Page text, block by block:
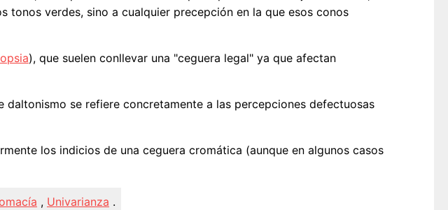
verdes, sino a cualquier precepción en la que esos conos
), que suelen conllevar una "ceguera legal" ya que afectan
daltonismo se refiere concretamente a las percepciones defectuosas
los indicios de una ceguera cromática (aunque en algunos casos
, Univarianza .